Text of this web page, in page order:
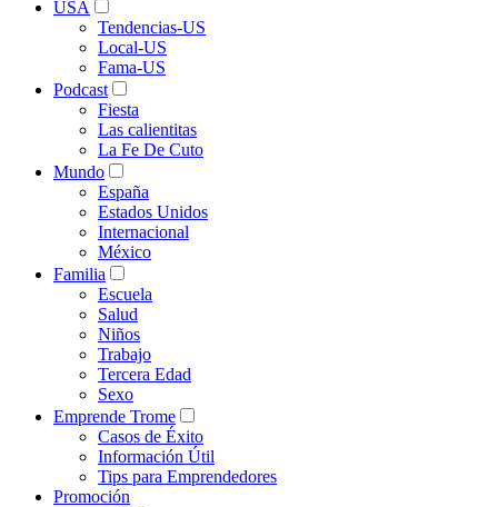
USA
Tendencias-US
Local-US
Fama-US
Podcast
Fiesta
Las calientitas
La Fe De Cuto
Mundo
España
Estados Unidos
Internacional
México
Familia
Escuela
Salud
Niños
Trabajo
Tercera Edad
Sexo
Emprende Trome
Casos de Éxito
Información Útil
Tips para Emprendedores
Promoción